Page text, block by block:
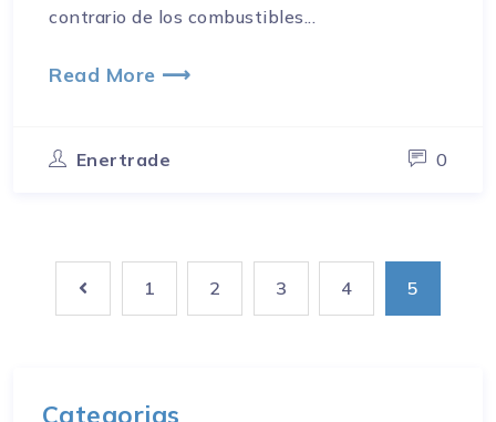
contrario de los combustibles...
Read More ⟶
Enertrade 0
1 2 3 4 5
Categorias